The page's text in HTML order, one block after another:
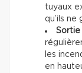
tuyaux
qu’ils ne
Sortie
les
en